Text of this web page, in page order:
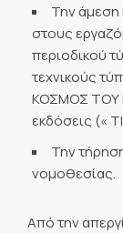
Την
στους
περιοδικού
τεχνικούς
ΚΟΣΜΟΣ ΤΟΥ
εκδόσεις («
Την
νομοθεσίας.
Από την